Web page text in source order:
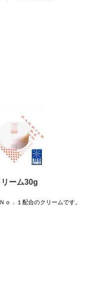
ーム30g
ｏ．１配合のクリームです。